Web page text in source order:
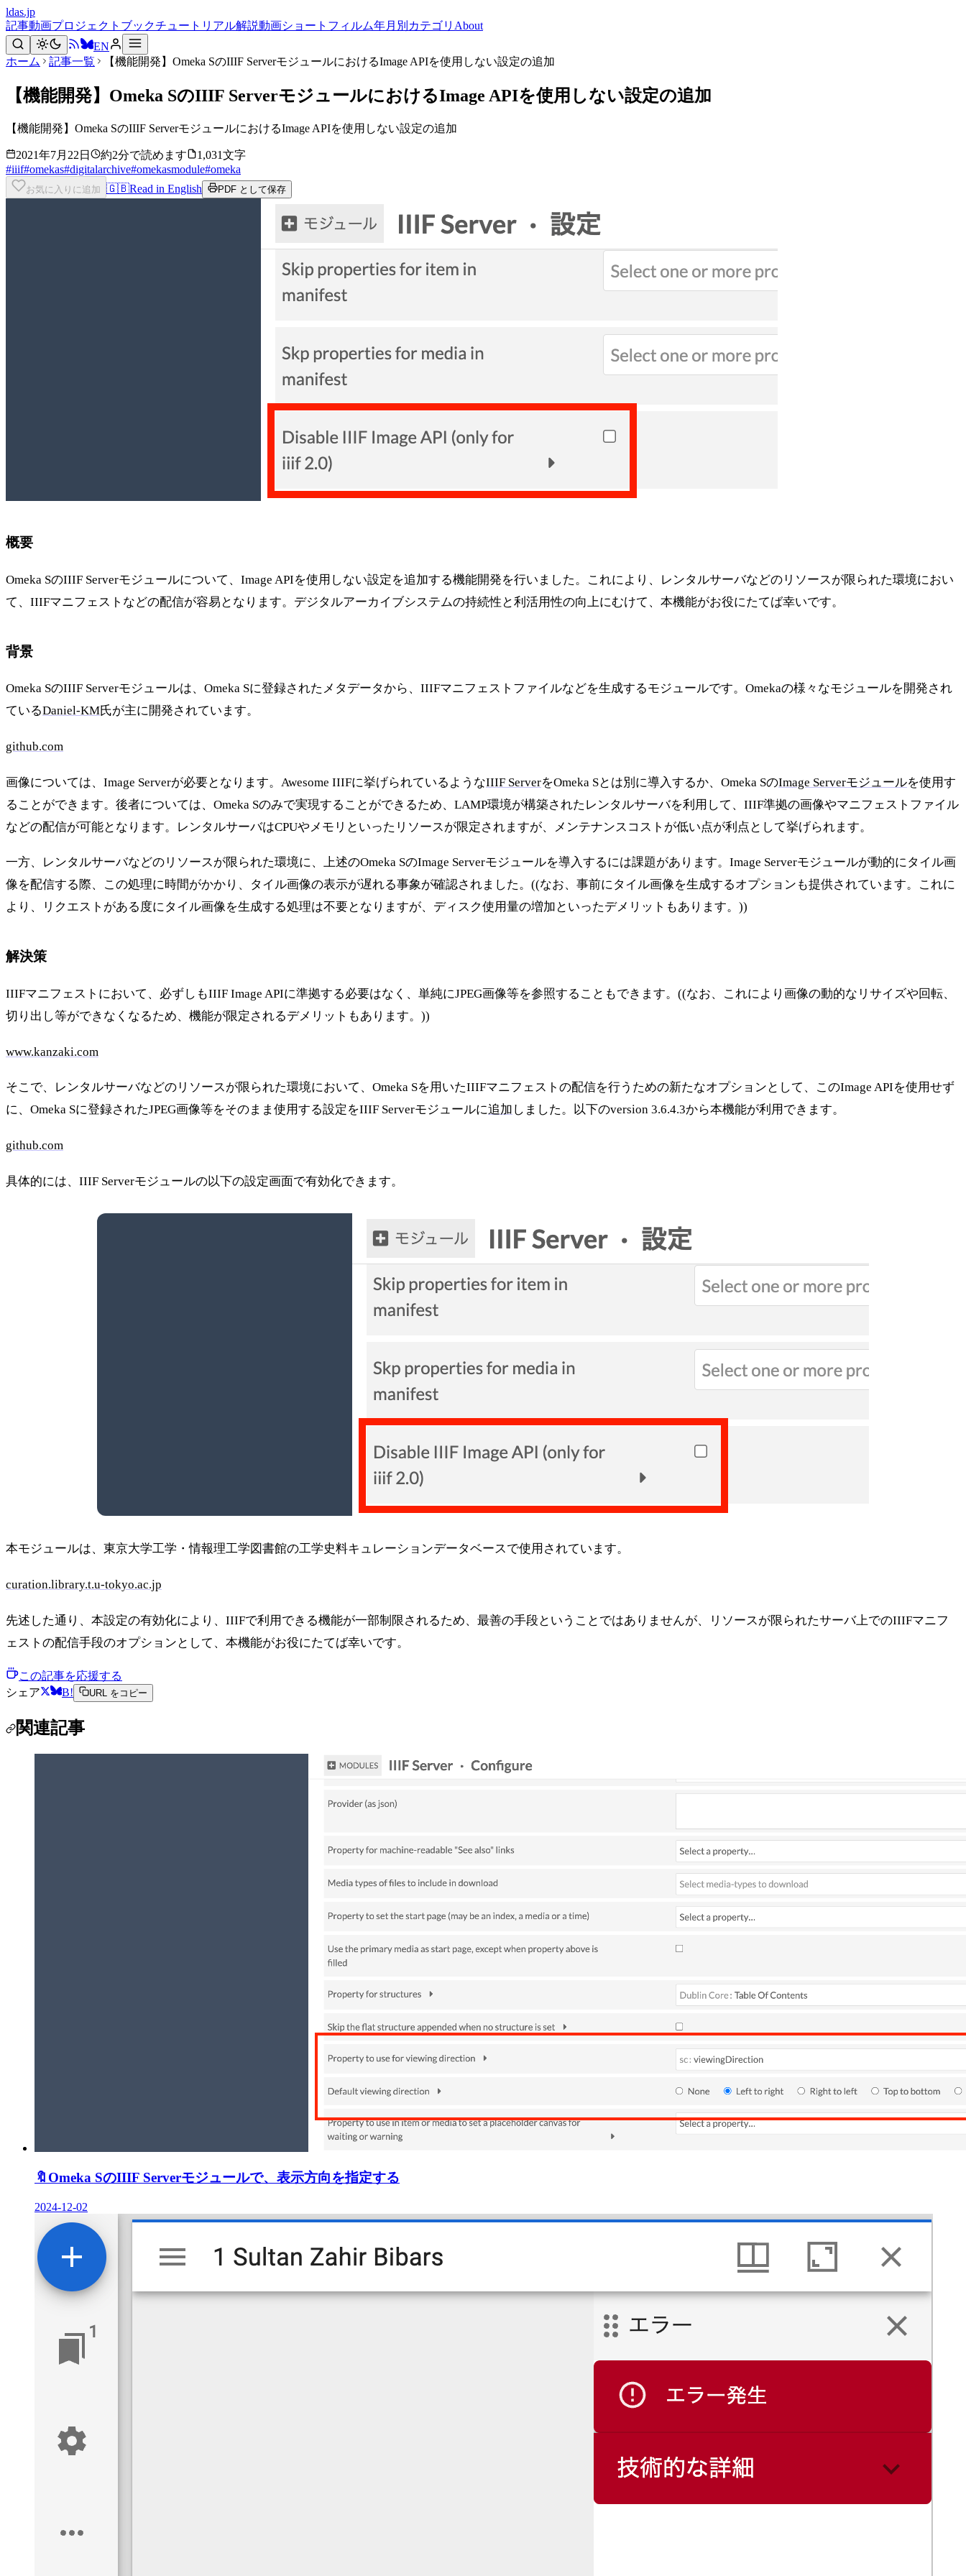
ldas.jp
記事動画プロジェクト ブックチュートリアル解説動画ショートフィルム年月別 カテゴリ About
EN
ホーム
記事一覧 【機能開発】Omeka SのIIIF ServerモジュールにおけるImage APIを使用しない設定の追加
【機能開発】Omeka SのIIIF ServerモジュールにおけるImage APIを使用しない設定の追加
【機能開発】Omeka SのIIIF ServerモジュールにおけるImage APIを使用しない設定の追加
2021年7月22日 約2分で読めます
1,031文字
#iiif#omekas#digitalarchive#omekasmodule#omeka
お気に入りに追加 🇬🇧Read in English PDF として保存
概要
Omeka SのIIIF Serverモジュールについて、Image APIを使用しない設定を追加する機能開発を行いました。これにより、レンタルサーバなどのリソースが限られた環境におい
て、IIIFマニフェストなどの配信が容易となります。デジタルアーカイブシステムの持続性と利活用性の向上にむけて、本機能がお役にたてば幸いです。
背景
Omeka SのIIIF Serverモジュールは、Omeka Sに登録されたメタデータから、IIIFマニフェストファイルなどを生成するモジュールです。Omekaの様々なモジュールを開発され
ているDaniel-KM氏が主に開発されています。
github.com
画像については、Image Serverが必要となります。Awesome IIIFに挙げられているようなIIIF ServerをOmeka Sとは別に導入するか、Omeka SのImage Serverモジュールを使用す
ることができます。後者については、Omeka Sのみで実現することができるため、LAMP環境が構築されたレンタルサーバを利用して、IIIF準拠の画像やマニフェストファイル
などの配信が可能となります。レンタルサーバはCPUやメモリといったリソースが限定されますが、メンテナンスコストが低い点が利点として挙げられます。
一方、レンタルサーバなどのリソースが限られた環境に、上述のOmeka SのImage Serverモジュールを導入するには課題があります。Image Serverモジュールが動的にタイル画
像を配信する際、この処理に時間がかかり、タイル画像の表示が遅れる事象が確認されました。((なお、事前にタイル画像を生成するオプションも提供されています。これに
より、リクエストがある度にタイル画像を生成する処理は不要となりますが、ディスク使用量の増加といったデメリットもあります。))
解決策
IIIFマニフェストにおいて、必ずしもIIIF Image APIに準拠する必要はなく、単純にJPEG画像等を参照することもできます。((なお、これにより画像の動的なリサイズや回転、
切り出し等ができなくなるため、機能が限定されるデメリットもあります。))
www.kanzaki.com
そこで、レンタルサーバなどのリソースが限られた環境において、Omeka Sを用いたIIIFマニフェストの配信を行うための新たなオプションとして、このImage APIを使用せず
に、Omeka Sに登録されたJPEG画像等をそのまま使用する設定をIIIF Serverモジュールに追加 しました。以下のversion 3.6.4.3から本機能が利用できます。
github.com
具体的には、IIIF Serverモジュールの以下の設定画面で有効化できます。
本モジュールは、東京大学工学・情報理工学図書館の工学史料キュレーションデータベースで使用されています。
curation.library.t.u-tokyo.ac.jp
先述した通り、本設定の有効化により、IIIFで利用できる機能が一部制限されるため、最善の手段ということではありませんが、リソースが限られたサーバ上でのIIIFマニフ
ェストの配信手段のオプションとして、本機能がお役にたてば幸いです。
この記事を応援する
シェア
B! URL をコピー
関連記事
🔖 Omeka SのIIIF Serverモジュールで、表示方向を指定する
2024-12-02